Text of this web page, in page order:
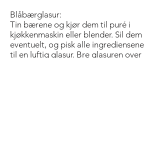
Blåbærglasur:
Tin bærene og kjør dem til puré i
kjøkkenmaskin eller blender. Sil dem
eventuelt, og pisk alle ingrediensene
til en luftig glasur. Bre glasuren over